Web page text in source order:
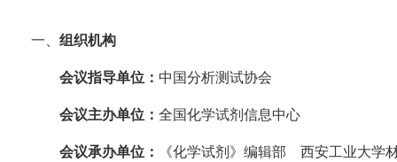
一、 组织机构
会议指导单位： 中国分析测试协会
会议主办单位： 全国化学试剂信息中心
会议承办单位： 《化学试剂》编辑部 西安工业大学